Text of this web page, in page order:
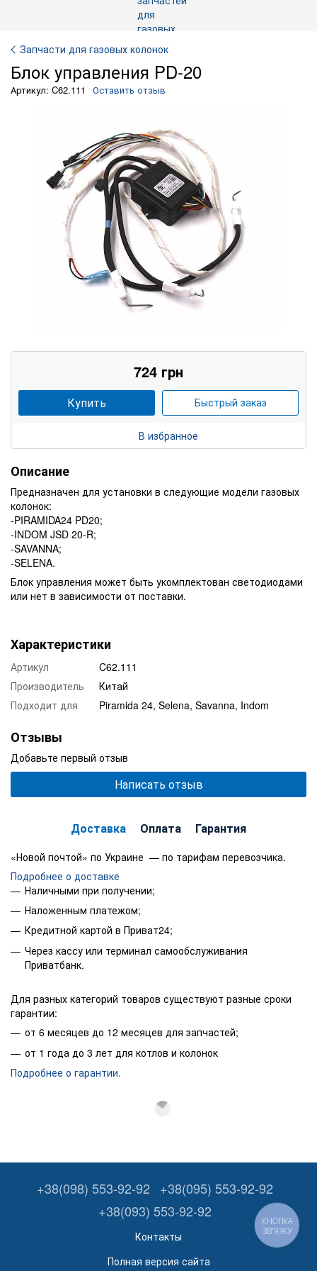
Запчасти для газовых колонок
Блок управления PD-20
Артикул: C62.111 Оставить отзыв
724 грн
Купить Быстрый заказ
В избранное
Описание
Предназначен для установки в следующие модели газовых
колонок:
-PIRAMIDA24 PD20;
-INDOM JSD 20-R;
-SAVANNA;
-SELENA.
Блок управления может быть укомплектован светодиодами
или нет в зависимости от поставки.
Характеристики
Артикул
C62.111
Производитель
Китай
Подходит для
Piramida 24, Selena, Savanna, Indom
Отзывы
Добавьте первый отзыв
Написать отзыв
Доставка Оплата Гарантия
«Новой почтой» по Украине — по тарифам перевозчика.
Подробнее о доставке
Наличными при получении;
Наложенным платежом;
Кредитной картой в Приват24;
Через кассу или терминал самообслуживания
Приватбанк.
Для разных категорий товаров существуют разные сроки
гарантии:
от 6 месяцев до 12 месяцев для запчастей;
от 1 года до 3 лет для котлов и колонок
Подробнее о гарантии.
+38(098) 553-92-92
+38(095) 553-92-92
+38(093) 553-92-92
Контакты
Полная версия сайта
КНОПКА
ЗВ'ЯЗКУ